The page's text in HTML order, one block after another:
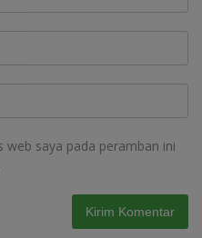
web saya pada peramban ini